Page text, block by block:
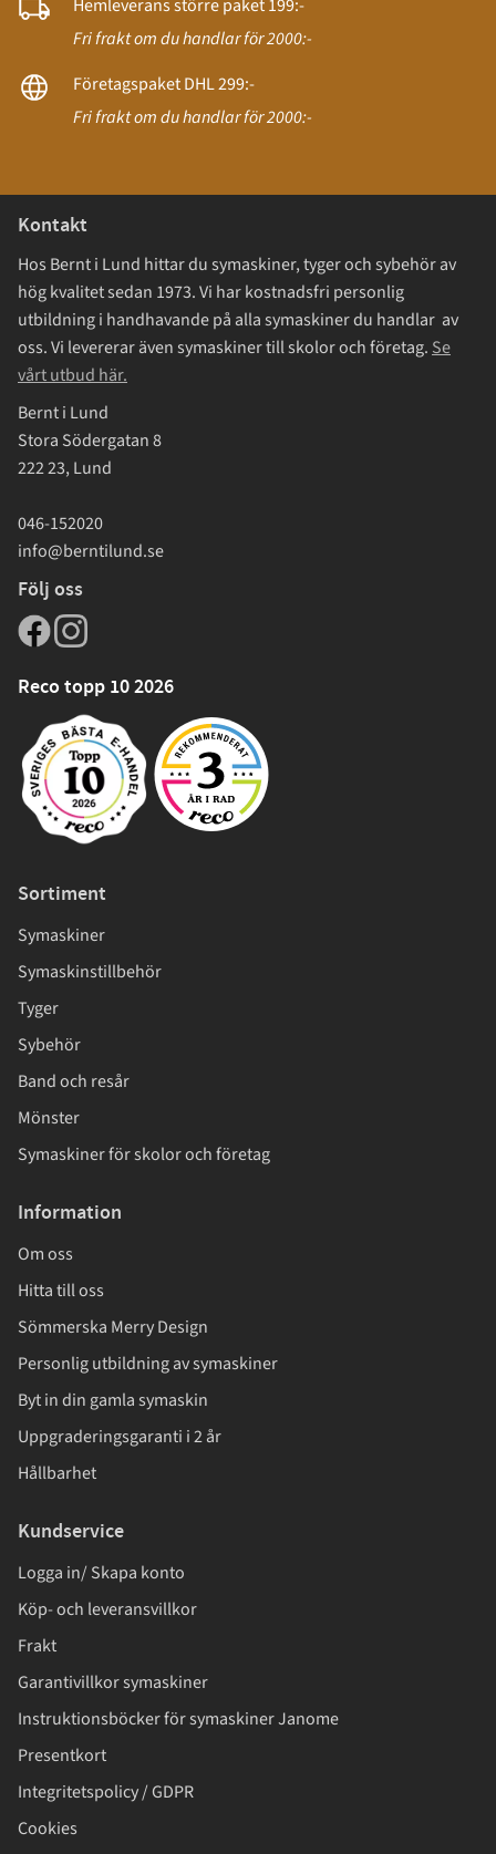
Hemleverans större paket 199:-
Fri frakt om du handlar för 2000:-
Företagspaket DHL 299:-
Fri frakt om du handlar för 2000:-
Kontakt
Hos Bernt i Lund hittar du symaskiner, tyger och sybehör av
hög kvalitet sedan 1973. Vi har kostnadsfri personlig
utbildning i handhavande på alla symaskiner du handlar av
oss. Vi levererar även symaskiner till skolor och företag. Se
vårt utbud här.
Bernt i Lund
Stora Södergatan 8
222 23, Lund
046-152020
info@berntilund.se
Följ oss
Reco topp 10 2026
Sortiment
Symaskiner
Symaskinstillbehör
Tyger
Sybehör
Band och resår
Mönster
Symaskiner för skolor och företag
Information
Om oss
Hitta till oss
Sömmerska Merry Design
Personlig utbildning av symaskiner
Byt in din gamla symaskin
Uppgraderingsgaranti i 2 år
Hållbarhet
Kundservice
Logga in/ Skapa konto
Köp- och leveransvillkor
Frakt
Garantivillkor symaskiner
Instruktionsböcker för symaskiner Janome
Presentkort
Integritetspolicy / GDPR
Cookies